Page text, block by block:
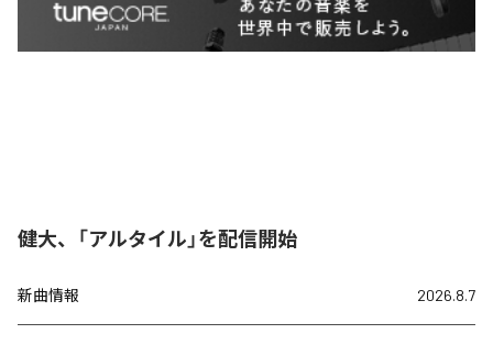
健大、「アルタイル」を配信開始
新曲情報 2026.8.7